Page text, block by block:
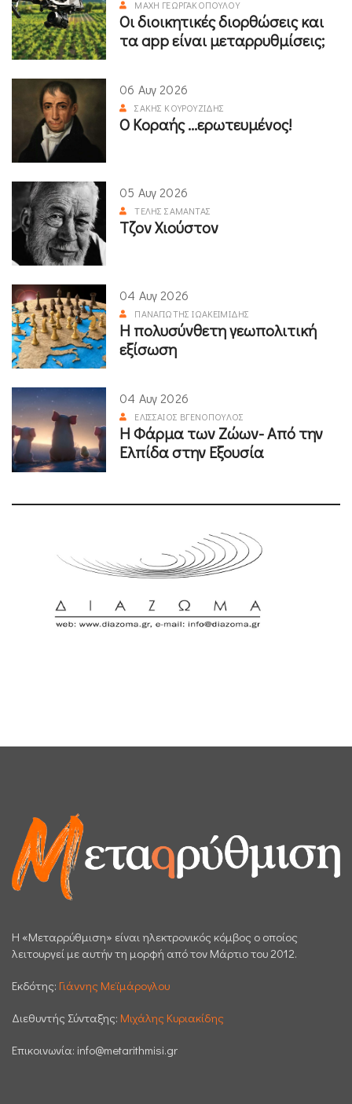
ΜΆΧΗ ΓΕΩΡΓΑΚΟΠΟΎΛΟΥ
Οι διοικητικές διορθώσεις και
τα app είναι μεταρρυθμίσεις;
06 Αυγ 2026
ΣΆΚΗΣ ΚΟΥΡΟΥΖΊΔΗΣ
Ο Κοραής ...ερωτευμένος!
05 Αυγ 2026
ΤΈΛΗΣ ΣΑΜΑΝΤΆΣ
Τζον Χιούστον
04 Αυγ 2026
ΠΑΝΑΓΙΏΤΗΣ ΙΩΑΚΕΙΜΊΔΗΣ
Η πολυσύνθετη γεωπολιτική
εξίσωση
04 Αυγ 2026
ΕΛΙΣΣΑΊΟΣ ΒΓΕΝΌΠΟΥΛΟΣ
Η Φάρμα των Ζώων- Από την
Ελπίδα στην Εξουσία
H «Μεταρρύθμιση» είναι ηλεκτρονικός κόμβος ο οποίος
λειτουργεί με αυτήν τη μορφή από τον Μάρτιο του 2012.
Εκδότης: Γιάννης Μεϊμάρογλου
Διεθυντής Σύνταξης: Μιχάλης Κυριακίδης
Επικοινωνία: info@metarithmisi.gr